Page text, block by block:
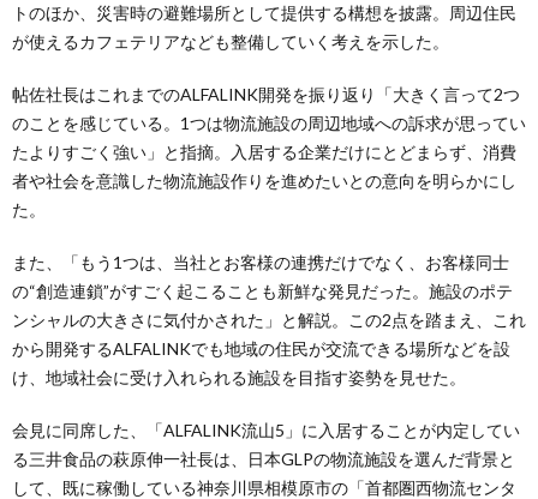
トのほか、災害時の避難場所として提供する構想を披露。周辺住民
が使えるカフェテリアなども整備していく考えを示した。
帖佐社長はこれまでのALFALINK開発を振り返り「大きく言って2つ
のことを感じている。1つは物流施設の周辺地域への訴求が思ってい
たよりすごく強い」と指摘。入居する企業だけにとどまらず、消費
者や社会を意識した物流施設作りを進めたいとの意向を明らかにし
た。
また、「もう1つは、当社とお客様の連携だけでなく、お客様同士
の“創造連鎖”がすごく起こることも新鮮な発見だった。施設のポテ
ンシャルの大きさに気付かされた」と解説。この2点を踏まえ、これ
から開発するALFALINKでも地域の住民が交流できる場所などを設
け、地域社会に受け入れられる施設を目指す姿勢を見せた。
会見に同席した、「ALFALINK流山5」に入居することが内定してい
る三井食品の萩原伸一社長は、日本GLPの物流施設を選んだ背景と
して、既に稼働している神奈川県相模原市の「首都圏西物流センタ